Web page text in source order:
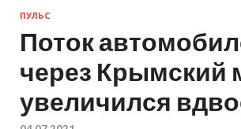
ПУЛЬС
Поток
через Крымский
увеличился